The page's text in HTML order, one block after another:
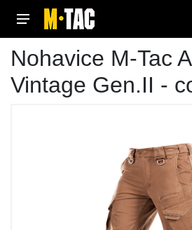
Nohavice M-Tac
Vintage Gen.II -